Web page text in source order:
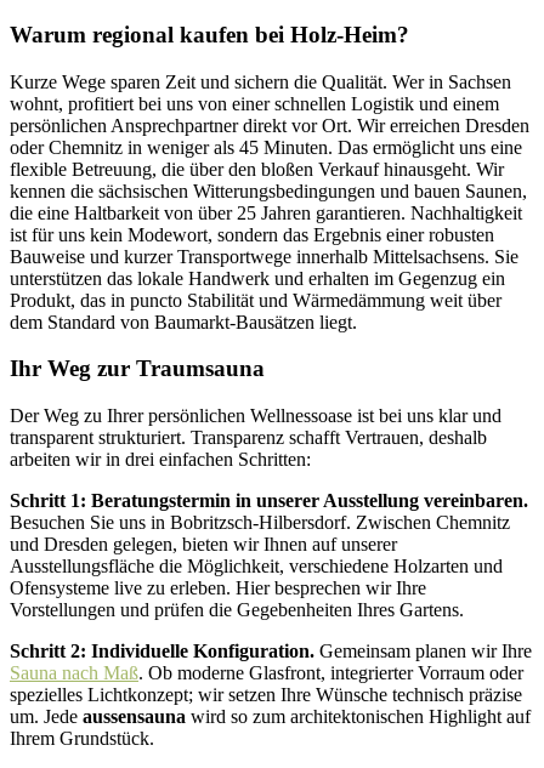
Warum regional kaufen bei Holz-Heim?
Kurze Wege sparen Zeit und sichern die Qualität. Wer in Sachsen
wohnt, profitiert bei uns von einer schnellen Logistik und einem
persönlichen Ansprechpartner direkt vor Ort. Wir erreichen Dresden
oder Chemnitz in weniger als 45 Minuten. Das ermöglicht uns eine
flexible Betreuung, die über den bloßen Verkauf hinausgeht. Wir
kennen die sächsischen Witterungsbedingungen und bauen Saunen,
die eine Haltbarkeit von über 25 Jahren garantieren. Nachhaltigkeit
ist für uns kein Modewort, sondern das Ergebnis einer robusten
Bauweise und kurzer Transportwege innerhalb Mittelsachsens. Sie
unterstützen das lokale Handwerk und erhalten im Gegenzug ein
Produkt, das in puncto Stabilität und Wärmedämmung weit über
dem Standard von Baumarkt-Bausätzen liegt.
Ihr Weg zur Traumsauna
Der Weg zu Ihrer persönlichen Wellnessoase ist bei uns klar und
transparent strukturiert. Transparenz schafft Vertrauen, deshalb
arbeiten wir in drei einfachen Schritten:
Schritt 1: Beratungstermin in unserer Ausstellung vereinbaren.
Besuchen Sie uns in Bobritzsch-Hilbersdorf. Zwischen Chemnitz
und Dresden gelegen, bieten wir Ihnen auf unserer
Ausstellungsfläche die Möglichkeit, verschiedene Holzarten und
Ofensysteme live zu erleben. Hier besprechen wir Ihre
Vorstellungen und prüfen die Gegebenheiten Ihres Gartens.
Schritt 2: Individuelle Konfiguration. Gemeinsam planen wir Ihre
Sauna nach Maß. Ob moderne Glasfront, integrierter Vorraum oder
spezielles Lichtkonzept; wir setzen Ihre Wünsche technisch präzise
um. Jede aussensauna wird so zum architektonischen Highlight auf
Ihrem Grundstück.